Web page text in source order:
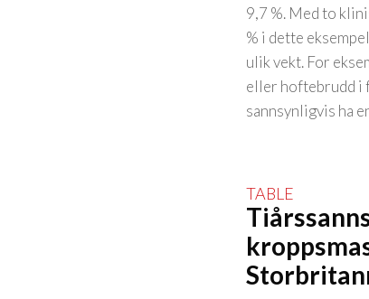
9,7 %. Med to
% i dette
ulik vekt. For
eller hoftebrudd i
sannsynligvis ha